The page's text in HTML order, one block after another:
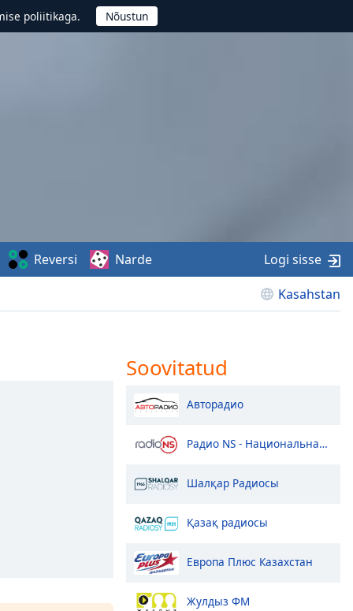
poliitikaga.
Kasahstan
Reversi Narde Logi sisse
Soovitatud
Авторадио
Радио NS - Национальная Сеть
Шалқар Радиосы
Қазақ радиосы
Европа Плюс Казахстан
Жулдыз ФМ